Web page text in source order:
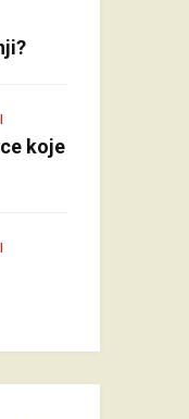
koje